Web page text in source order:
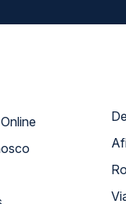
Atendimento Online